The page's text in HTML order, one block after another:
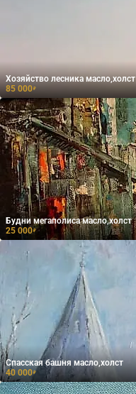
Хозяйство лесника масло,холст
85 000₽
Будни мегаполиса масло,холст
25 000₽
Спасская башня масло,холст
40 000₽